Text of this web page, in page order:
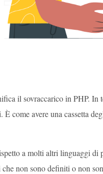
il sovraccarico in PHP.
come avere una cassetta
a molti altri linguaggi
non sono definiti o non